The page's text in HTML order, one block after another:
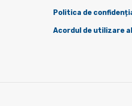
Politica de
Acordul de utilizare